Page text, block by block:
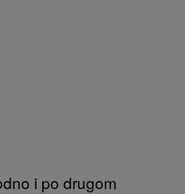
i po drugom